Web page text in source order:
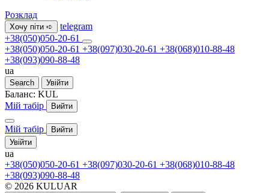
Розклад
Хочу піти ➪
telegram
+38(050)050-20-61
+38(050)050-20-61 +38(097)030-20-61 +38(068)010-88-48
+38(093)090-88-48
ua
Search Увійти
Баланс: KUL
Мій табір
Вийти
Мій табір
Вийти
Увійти
ua
+38(050)050-20-61 +38(097)030-20-61 +38(068)010-88-48
+38(093)090-88-48
© 2026 KULUAR